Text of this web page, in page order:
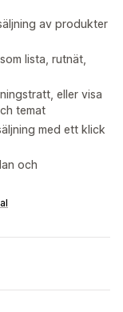
av produkter
lista, rutnät,
eller visa
temat
med ett klick
och